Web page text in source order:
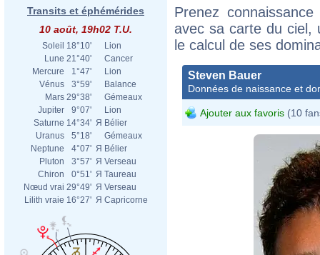
Transits et éphémérides
10 août, 19h02 T.U.
Soleil 18°10'
Lion
Lune 21°40'
Cancer
Mercure
1°47'
Lion
Vénus
3°59'
Balance
Mars 29°38'
Gémeaux
Jupiter
9°07'
Lion
Saturne 14°34' Я Bélier
Uranus
5°18'
Gémeaux
Neptune
4°07' Я Bélier
Pluton
3°57' Я Verseau
Chiron
0°51' Я Taureau
Nœud vrai 29°49' Я Verseau
Lilith vraie 16°27' Я Capricorne
Prenez
avec sa carte du ciel,
le calcul de ses
Steven Bauer
Données de naissance et
Ajouter aux favoris (10